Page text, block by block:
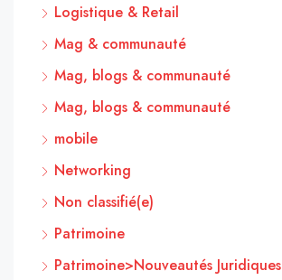
Logistique & Retail
Mag & communauté
Mag, blogs & communauté
Mag, blogs & communauté
mobile
Networking
Non classifié(e)
Patrimoine
Patrimoine>Nouveautés Juridiques